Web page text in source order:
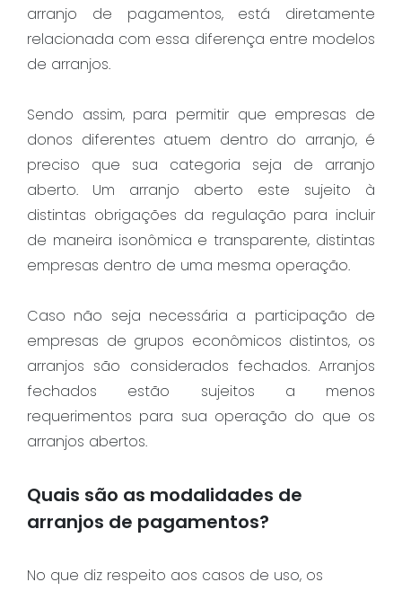
arranjo de pagamentos, está diretamente
relacionada com essa diferença entre modelos
de arranjos.
Sendo assim, para permitir que empresas de
donos diferentes atuem dentro do arranjo, é
preciso que sua categoria seja de arranjo
aberto. Um arranjo aberto este sujeito à
distintas obrigações da regulação para incluir
de maneira isonômica e transparente, distintas
empresas dentro de uma mesma operação.
Caso não seja necessária a participação de
empresas de grupos econômicos distintos, os
arranjos são considerados fechados. Arranjos
fechados estão sujeitos a menos
requerimentos para sua operação do que os
arranjos abertos.
Quais são as modalidades de
arranjos de pagamentos?
No que diz respeito aos casos de uso, os